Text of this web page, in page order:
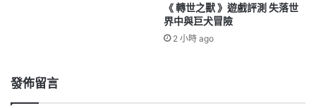
《 轉世之獸 》遊戲評測 失落世
界中與巨犬冒險
2 小時 ago
發佈留言